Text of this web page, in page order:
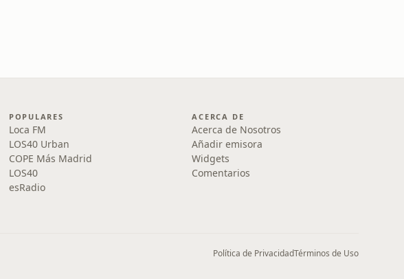
POPULARES
Loca FM
LOS40 Urban
COPE Más Madrid
LOS40
esRadio
ACERCA DE
Acerca de Nosotros
Añadir emisora
Widgets
Comentarios
Política de PrivacidadTérminos de Uso